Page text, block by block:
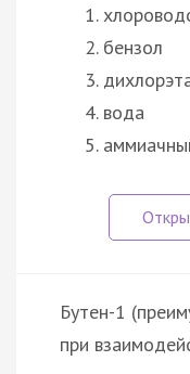
бензол
вода
Бутен-1
при